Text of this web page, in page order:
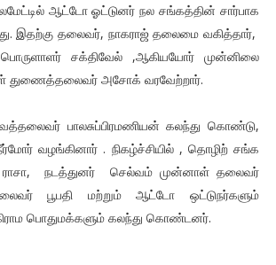
ஆட்டோ ஓட்டுனர் நல சங்கத்தின் சார்பாக
இதற்கு தலைவர், நாகராஜ் தலைமை வகித்தார்,
சக்திவேல் ,ஆகியயோர் முன்னிலை
துணைத்தலைவர் அசோக் வரவேற்றார்.
பாலசுப்பிரமணியன் கலந்து கொண்டு,
வழங்கினார் . நிகழ்ச்சியில் , தொழிற் சங்க
ராசா, நடத்துனர் செல்வம் முன்னாள் தலைவர்
பூபதி மற்றும் ஆட்டோ ஒட்டுநர்களும்
பொதுமக்களும் கலந்து கொண்டனர்.